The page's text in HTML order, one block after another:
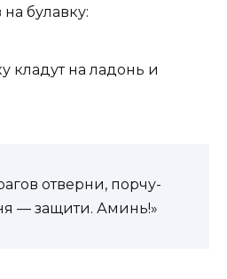
булавку:
кладут на ладонь и
отверни, порчу-
— защити. Аминь!»